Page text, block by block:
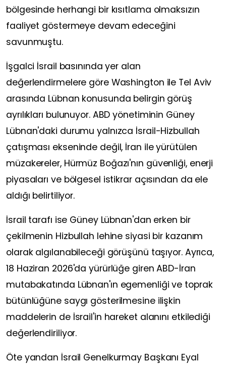
bölgesinde herhangi bir kısıtlama olmaksızın
faaliyet göstermeye devam edeceğini
savunmuştu.
İşgalci İsrail basınında yer alan
değerlendirmelere göre Washington ile Tel Aviv
arasında Lübnan konusunda belirgin görüş
ayrılıkları bulunuyor. ABD yönetiminin Güney
Lübnan'daki durumu yalnızca İsrail-Hizbullah
çatışması ekseninde değil, İran ile yürütülen
müzakereler, Hürmüz Boğazı'nın güvenliği, enerji
piyasaları ve bölgesel istikrar açısından da ele
aldığı belirtiliyor.
İsrail tarafı ise Güney Lübnan'dan erken bir
çekilmenin Hizbullah lehine siyasi bir kazanım
olarak algılanabileceği görüşünü taşıyor. Ayrıca,
18 Haziran 2026'da yürürlüğe giren ABD-İran
mutabakatında Lübnan'ın egemenliği ve toprak
bütünlüğüne saygı gösterilmesine ilişkin
maddelerin de İsrail'in hareket alanını etkilediği
değerlendiriliyor.
Öte yandan İsrail Genelkurmay Başkanı Eyal